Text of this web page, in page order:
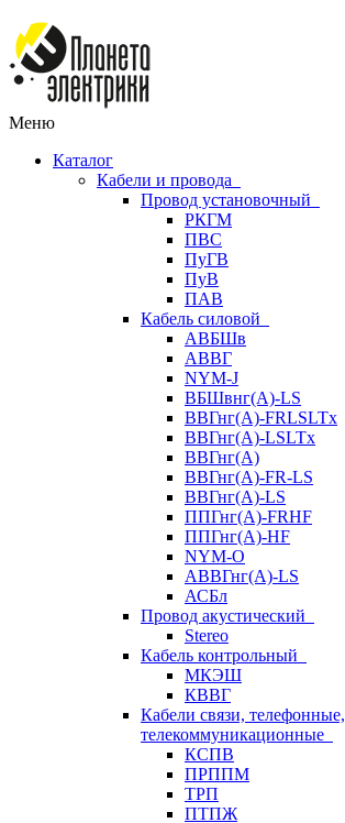
Меню
Каталог
Кабели и провода
Провод установочный
РКГМ
ПВС
ПуГВ
ПуВ
ПАВ
Кабель силовой
АВБШв
АВВГ
NYM-J
ВБШвнг(А)-LS
ВВГнг(A)-FRLSLTx
ВВГнг(A)-LSLTx
ВВГнг(А)
ВВГнг(А)-FR-LS
ВВГнг(А)-LS
ППГнг(А)-FRHF
ППГнг(А)-HF
NYM-O
АВВГнг(А)-LS
АСБл
Провод акустический
Stereo
Кабель контрольный
МКЭШ
КВВГ
Кабели связи, телефонные,
телекоммуникационные
КСПВ
ПРППМ
ТРП
ПТПЖ